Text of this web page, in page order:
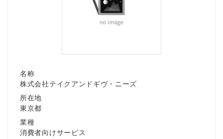
名称
株式会社テイクアンドギヴ・ニーズ
所在地
東京都
業種
消費者向けサービス